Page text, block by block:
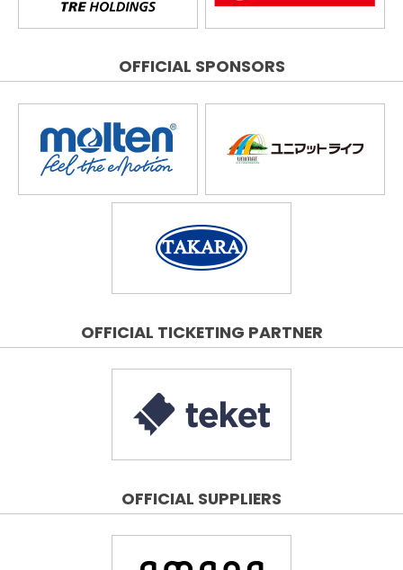
OFFICIAL SPONSORS
OFFICIAL TICKETING PARTNER
OFFICIAL SUPPLIERS